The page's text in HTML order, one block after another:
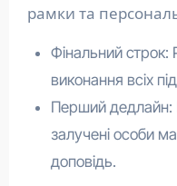
рамки та
Фінальний строк:
виконання всіх
Перший дедлайн:
залучені особи
доповідь.